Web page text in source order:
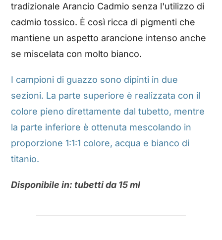
tradizionale Arancio Cadmio senza l'utilizzo di
cadmio tossico. È così ricca di pigmenti che
mantiene un aspetto arancione intenso anche
se miscelata con molto bianco.
I campioni di guazzo sono dipinti in due
sezioni. La parte superiore è realizzata con il
colore pieno direttamente dal tubetto, mentre
la parte inferiore è ottenuta mescolando in
proporzione 1:1:1 colore, acqua e bianco di
titanio.
Disponibile in: tubetti da 15 ml